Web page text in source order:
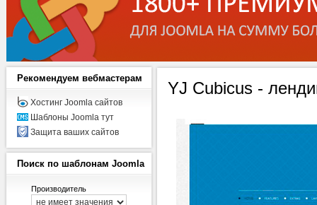
YJ Cubicus -
Рекомендуем вебмастерам
Хостинг Joomla сайтов
Шаблоны Joomla тут
Защита ваших сайтов
Поиск по шаблонам Joomla
Производитель